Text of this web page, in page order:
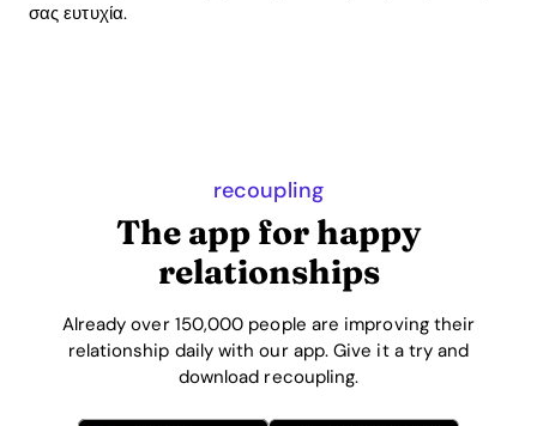
σας ευτυχία.
recoupling
The app for happy
relationships
Already over 150,000 people are improving their
relationship daily with our app. Give it a try and
download recoupling.